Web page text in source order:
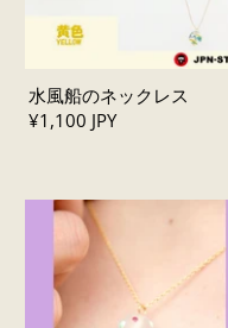
水風船のネックレス
¥1,100 JPY